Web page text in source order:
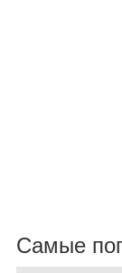
Самые